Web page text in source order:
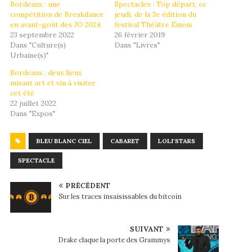
Bordeaux : une
compétition de Breakdance
en avant-goût des JO 2024
23 septembre 2022
Dans "Culture(s)
Urbaine(s)"
Spectacles : Top départ, ce
jeudi, de la 3e édition du
festival Théâtre Emois
26 février 2019
Dans "Livres"
Bordeaux : deux lieux
mixant art et vin à visiter
cet été
22 juillet 2022
Dans "Expos"
BLEU BLANC CIEL CABARET LOLI'STARS
SPECTACLE
PRÉCÉDENT
Sur les traces insaisissables du bitcoin
SUIVANT
Drake claque la porte des Grammys